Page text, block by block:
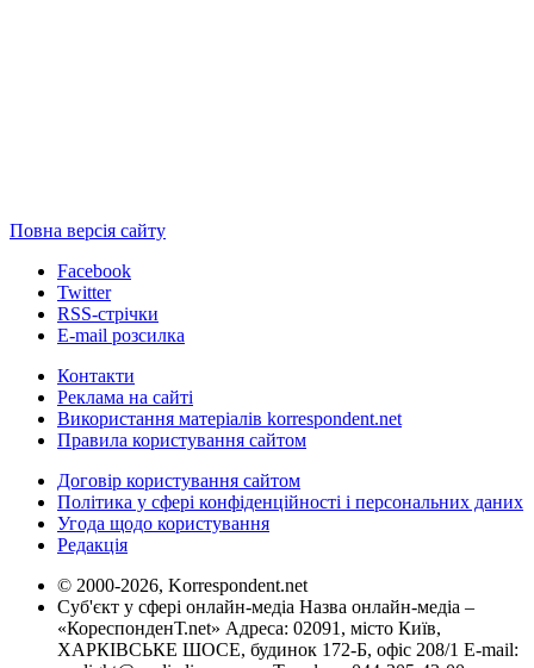
Повна версія сайту
Facebook
Twitter
RSS-стрічки
E-mail розсилка
Контакти
Реклама на сайті
Використання матеріалів korrespondent.net
Правила користування сайтом
Договір користування сайтом
Політика у сфері конфіденційності і персональних даних
Угода щодо користування
Редакція
© 2000-2026, Korrespondent.net
Суб'єкт у сфері онлайн-медіа Назва онлайн-медіа –
«КореспонденТ.net» Адреса: 02091, місто Київ,
ХАРКІВСЬКЕ ШОСЕ, будинок 172-Б, офіс 208/1 E-mail: